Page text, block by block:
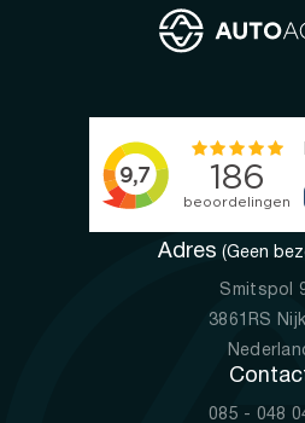
Adres (Geen
Smitspol
3861RS
085 - 048